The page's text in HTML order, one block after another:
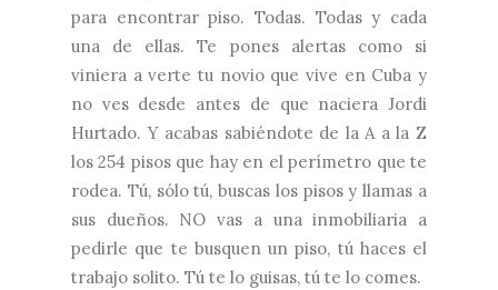
para encontrar piso. Todas. Todas y cada
una de ellas. Te pones alertas como si
viniera a verte tu novio que vive en Cuba y
no ves desde antes de que naciera Jordi
Hurtado. Y acabas sabiéndote de la A a la Z
los 254 pisos que hay en el perímetro que te
rodea. Tú, sólo tú, buscas los pisos y llamas a
sus dueños. NO vas a una inmobiliaria a
pedirle que te busquen un piso, tú haces el
trabajo solito. Tú te lo guisas, tú te lo comes.